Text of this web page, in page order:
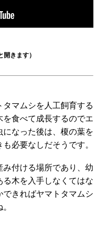
きます）
マムシを人工飼育する
食べて成長するのでエ
なった後は、榎の葉を
必要なしだそうです。
付ける場所であり、幼
木を入手しなくてはな
できればヤマトタマムシ